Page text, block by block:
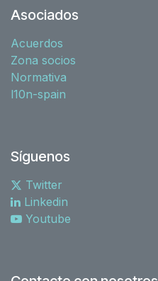
Asociados
Acuerdos
Zona socios
Normativa
l10n-spain
Síguenos
Twitter
Linkedin
Youtube